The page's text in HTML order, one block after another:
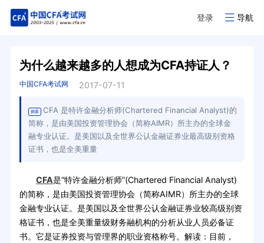
登录 导航
为什么越来越多的人想成为CFA持证人？
中国CFA考试网 2017-07-11
摘要
CFA 是特许金融分析师(Chartered Financial Analyst)的
简称，是由美国投资管理协会（简称AIMR）所主办的全球金
融专业认证。是美国以及全世界公认金融证券业最高级别资格
证书，也是全美重量
CFA是“特许金融分析师”(Chartered Financial Analyst)
的简称，是由美国投资管理协会（简称AIMR）所主办的全球
金融专业认证。是美国以及全世界公认金融证券业较高级别资
格证书，也是全美重量级财务融机构的分析从业人员必备证
书。它是证券投资与管理界的职业资格称号。解读：目前，